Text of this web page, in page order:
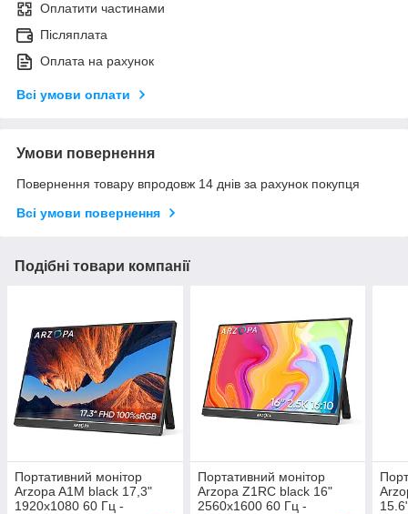
Оплатити частинами
Післяплата
Оплата на рахунок
Всі умови оплати
Умови повернення
Повернення товару впродовж 14 днів за рахунок покупця
Всі умови повернення
Подібні товари компанії
Портативний монітор
Arzopa A1M black 17,3"
1920x1080 60 Гц -
Портативний монітор
Arzopa Z1RC black 16"
2560x1600 60 Гц -